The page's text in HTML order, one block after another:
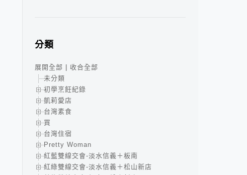
分類
展開全部
收合全部
未分類
初學烹飪紀錄
凱莉愛店
台灣素食
買
台灣住宿
Pretty Woman
紅藍雙線交會-淡水信義＋板南
紅綠雙線交會-淡水信義＋松山新店